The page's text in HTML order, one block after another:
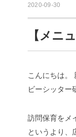
2020-09-30
【メニ
こんにちは。
ビーシッター
訪問保育をメ
というより、